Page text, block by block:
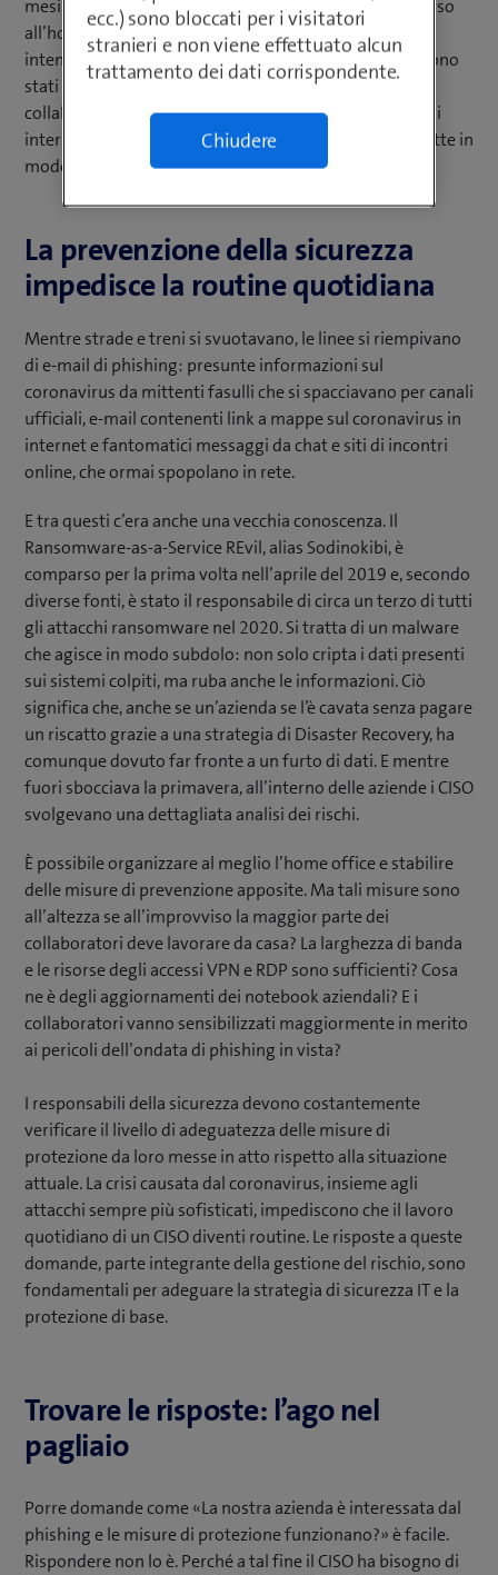
mesi. La crisi dovuta al coronavirus e l’aumentato ricorso
all’home office hanno determinato una massiccia
intensificazione degli attacchi informatici. Bersaglio sono
stati i notebook aziendali e gli apparecchi privati dei
collaboratori che lavoravano da casa, le cui connessioni
internet e le WLAN domestiche risultano spesso protette in
modo non adeguato rispetto alle reti aziendali locali.
La prevenzione della sicurezza
impedisce la routine quotidiana
Mentre strade e treni si svuotavano, le linee si riempivano
di e-mail di phishing: presunte informazioni sul
coronavirus da mittenti fasulli che si spacciavano per canali
ufficiali, e-mail contenenti link a mappe sul coronavirus in
internet e fantomatici messaggi da chat e siti di incontri
online, che ormai spopolano in rete.
E tra questi c’era anche una vecchia conoscenza. Il
Ransomware-as-a-Service REvil, alias Sodinokibi, è
comparso per la prima volta nell’aprile del 2019 e, secondo
diverse fonti, è stato il responsabile di circa un terzo di tutti
gli attacchi ransomware nel 2020. Si tratta di un malware
che agisce in modo subdolo: non solo cripta i dati presenti
sui sistemi colpiti, ma ruba anche le informazioni. Ciò
significa che, anche se un’azienda se l’è cavata senza pagare
un riscatto grazie a una strategia di Disaster Recovery, ha
comunque dovuto far fronte a un furto di dati. E mentre
fuori sbocciava la primavera, all’interno delle aziende i CISO
svolgevano una dettagliata analisi dei rischi.
È possibile organizzare al meglio l’home office e stabilire
delle misure di prevenzione apposite. Ma tali misure sono
all’altezza se all’improvviso la maggior parte dei
collaboratori deve lavorare da casa? La larghezza di banda
e le risorse degli accessi VPN e RDP sono sufficienti? Cosa
ne è degli aggiornamenti dei notebook aziendali? E i
collaboratori vanno sensibilizzati maggiormente in merito
ai pericoli dell’ondata di phishing in vista?
I responsabili della sicurezza devono costantemente
verificare il livello di adeguatezza delle misure di
protezione da loro messe in atto rispetto alla situazione
attuale. La crisi causata dal coronavirus, insieme agli
attacchi sempre più sofisticati, impediscono che il lavoro
quotidiano di un CISO diventi routine. Le risposte a queste
domande, parte integrante della gestione del rischio, sono
fondamentali per adeguare la strategia di sicurezza IT e la
protezione di base.
Trovare le risposte: l’ago nel
pagliaio
Porre domande come «La nostra azienda è interessata dal
phishing e le misure di protezione funzionano?» è facile.
Rispondere non lo è. Perché a tal fine il CISO ha bisogno di
ecc.) sono bloccati per i visitatori
stranieri e non viene effettuato alcun
trattamento dei dati corrispondente.
Chiudere